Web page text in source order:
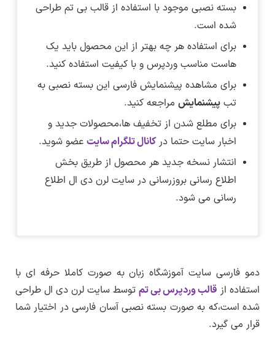
بسته نصبی موجود با استفاده از قالب بی تم طراحی
شده است.
برای استفاده هر چه بهتر از این محصول باید یک
هاست مناسب وردپرس و با کیفیت استفاده کنید.
برای مشاهده پیشنمایش فارسی این بسته نصبی به
تب پیشنمایش مراجعه کنید.
برای مطلع شدن از تخفیف ها،محصولات جدید و
اخبار سایت حتما درکانال تلگرام سایت عضو شوید.
انتشار نسخه جدید هر محصول از طریق بخش
اطلاع رسانی بروزرسانی در سایت لرن دی ال اطلاع
رسانی می شود.
ترجمه فارسی :
حجم فایل بسته نصبی : ۷۰ مگابایت
نسخه PHP مورد نیاز :
پیشنمایش صفحه اصلی
پیشنمایش صفحه درباره ما
دریافت فایل بسته نصبی دمو سایت آموزشگاه زبان–لینک
کمکی
بروزرسانی شد.
تغییرات نسخه ۱.۰.۰
پس از پرداخت حق اشتراک به همه قالب،افزونه ها
و دموهای موجود در سایت لرن دی ال دسترسی
خواهید داشت.
دمو فارسی سایت آموزشگاه زبان به صورت کاملا حرفه ای با
استفاده از قالب وردپرس بی تم توسط سایت لرن دی ال طراحی
شده است،که به صورت بسته نصبی آسان فارسی در اختیار شما
قرار می گیرد.